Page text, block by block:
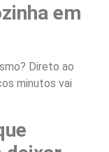
em
Direto ao
minutos vai